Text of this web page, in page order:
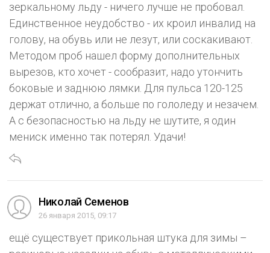
зеркальному льду - ничего лучше не пробовал.
Единственное неудобство - их кроил инвалид на
голову, на обувь или не лезут, или соскакивают.
Методом проб нашел форму дополнительных
вырезов, кто хочет - сообразит, надо утончить
боковые и заднюю лямки. Для пульса 120-125
держат отлично, а больше по гололеду и незачем.
А с безопасностью на льду не шутите, я один
мениск именно так потерял. Удачи!
Николай Семенов
26 января 2015, 09:17
ещё существует прикольная штука для зимы –